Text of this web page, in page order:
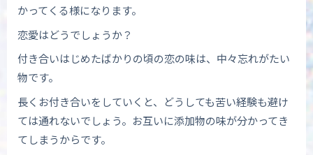
かってくる様になります。
恋愛はどうでしょうか？
付き合いはじめたばかりの頃の恋の味は、中々忘れがたい
物です。
長くお付き合いをしていくと、どうしても苦い経験も避け
ては通れないでしょう。お互いに添加物の味が分かってき
てしまうからです。